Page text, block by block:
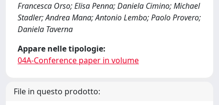
Francesca Orso; Elisa Penna; Daniela Cimino; Michael
Stadler; Andrea Mana; Antonio Lembo; Paolo Provero;
Daniela Taverna
Appare nelle tipologie:
04A-Conference paper in volume
File in questo prodotto: